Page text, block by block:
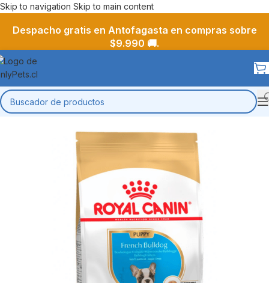
Skip to navigation Skip to main content
Despacho gratis en Antofagasta en compras sobre
$9.990 🚚.